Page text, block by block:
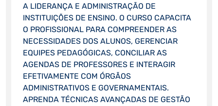
A LIDERANÇA E ADMINISTRAÇÃO DE
INSTITUIÇÕES DE ENSINO. O CURSO CAPACITA
O PROFISSIONAL PARA COMPREENDER AS
NECESSIDADES DOS ALUNOS, GERENCIAR
EQUIPES PEDAGÓGICAS, CONCILIAR AS
AGENDAS DE PROFESSORES E INTERAGIR
EFETIVAMENTE COM ÓRGÃOS
ADMINISTRATIVOS E GOVERNAMENTAIS.
APRENDA TÉCNICAS AVANÇADAS DE GESTÃO